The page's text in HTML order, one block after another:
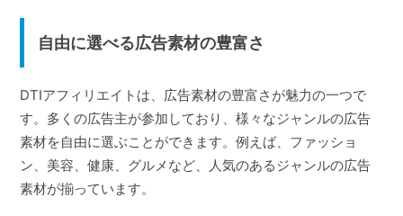
自由に選べる広告素材の豊富さ
DTIアフィリエイトは、広告素材の豊富さが魅力の一つで
す。多くの広告主が参加しており、様々なジャンルの広告
素材を自由に選ぶことができます。例えば、ファッショ
ン、美容、健康、グルメなど、人気のあるジャンルの広告
素材が揃っています。